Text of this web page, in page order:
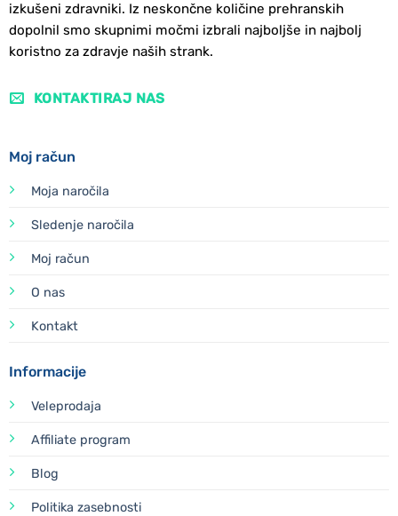
izkušeni zdravniki. Iz neskončne količine prehranskih
dopolnil smo skupnimi močmi izbrali najboljše in najbolj
koristno za zdravje naših strank.
KONTAKTIRAJ NAS
Moj račun
Moja naročila
Sledenje naročila
Moj račun
O nas
Kontakt
Informacije
Veleprodaja
Affiliate program
Blog
Politika zasebnosti